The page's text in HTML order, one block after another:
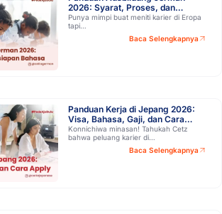
2026: Syarat, Proses, dan
Persiapan Bahasa Biar Lolos!
Punya mimpi buat meniti karier di Eropa
tapi…
Baca Selengkapnya
Panduan Kerja di Jepang 2026:
Visa, Bahasa, Gaji, dan Cara
Apply
Konnichiwa minasan! Tahukah Cetz
bahwa peluang karier di…
Baca Selengkapnya